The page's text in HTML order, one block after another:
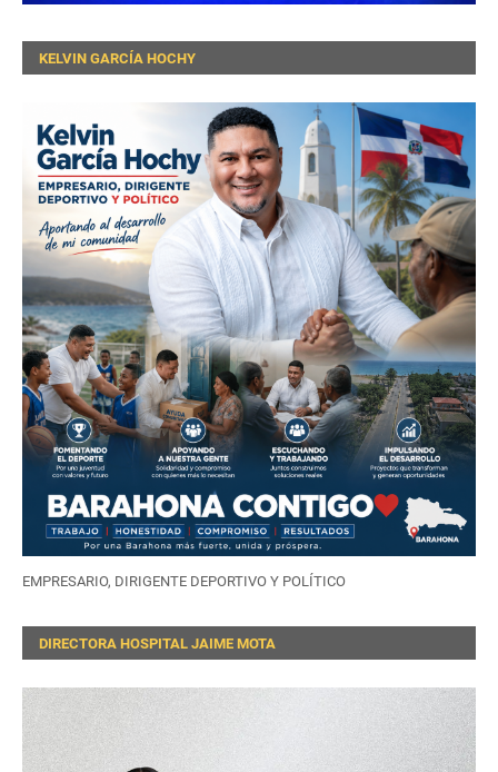
KELVIN GARCÍA HOCHY
EMPRESARIO, DIRIGENTE DEPORTIVO Y POLÍTICO
DIRECTORA HOSPITAL JAIME MOTA